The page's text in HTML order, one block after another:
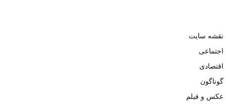
نقشه سایت
اجتماعی
اقتصادی
گوناگون
عکس و فیلم